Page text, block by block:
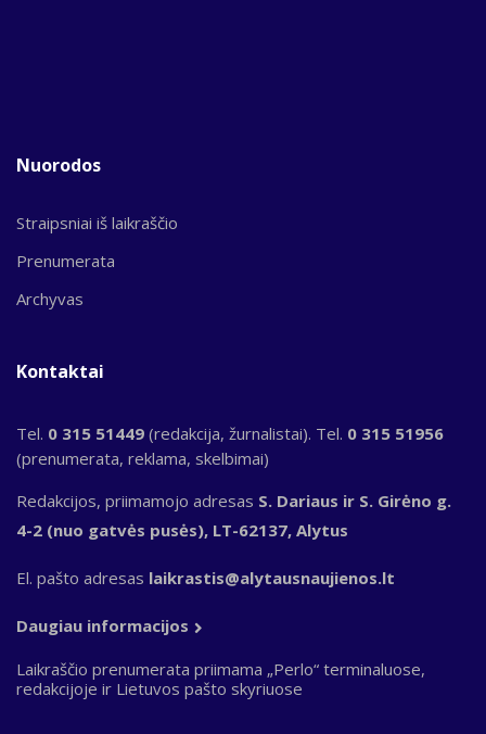
Nuorodos
Straipsniai iš laikraščio
Prenumerata
Archyvas
Kontaktai
Tel. 0 315 51449 (redakcija, žurnalistai). Tel. 0 315 51956
(prenumerata, reklama, skelbimai)
Redakcijos, priimamojo adresas S. Dariaus ir S. Girėno g.
4-2 (nuo gatvės pusės), LT-62137, Alytus
El. pašto adresas laikrastis@alytausnaujienos.lt
Daugiau informacijos
Laikraščio prenumerata priimama „Perlo“ terminaluose,
redakcijoje ir Lietuvos pašto skyriuose